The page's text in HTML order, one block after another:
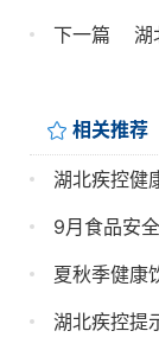
下一篇
湖
相关推荐
湖北疾控健
9月食品安
夏秋季健康
湖北疾控提